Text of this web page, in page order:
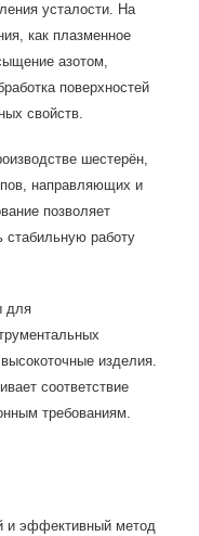
усталости. На
как плазменное
азотом,
поверхностей
свойств.
шестерён,
направляющих и
позволяет
стабильную работу
для
изделия.
соответствие
требованиям.
и эффективный метод